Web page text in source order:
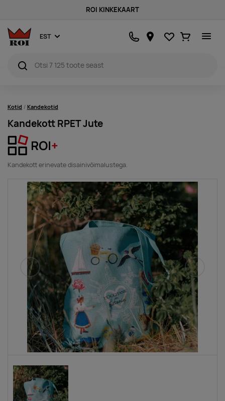
ROI KINKEKAART
EST Lemmikud
Ostukorv
Kotid Kandekotid
Kandekott RPET Jute
Kandekott erinevate disainivõimalustega.
Eelmised